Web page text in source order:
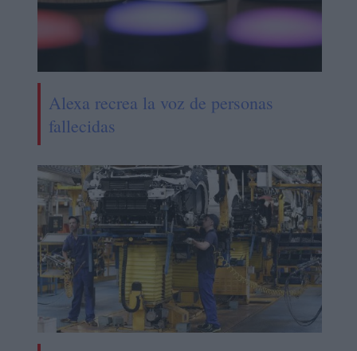
Alexa recrea la voz de personas
fallecidas